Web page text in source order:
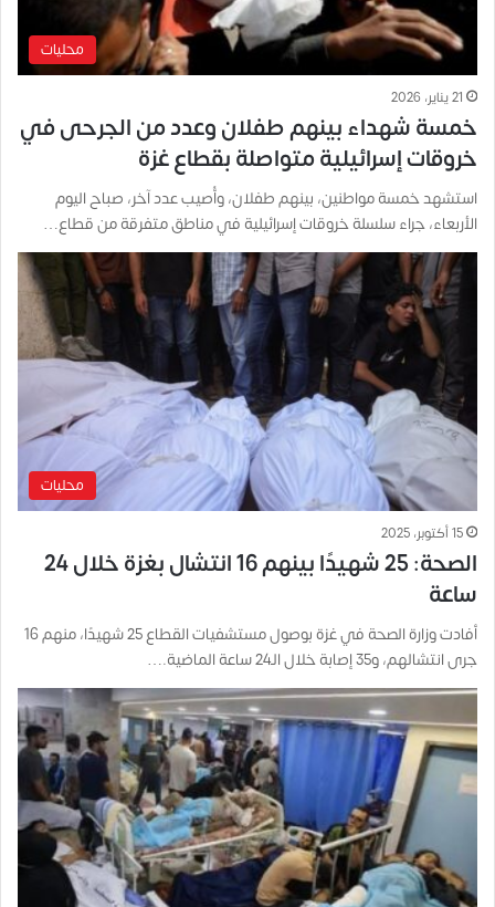
محليات
21 يناير، 2026
خمسة شهداء بينهم طفلان وعدد من الجرحى في
خروقات إسرائيلية متواصلة بقطاع غزة
استشهد خمسة مواطنين، بينهم طفلان، وأُصيب عدد آخر، صباح اليوم
الأربعاء، جراء سلسلة خروقات إسرائيلية في مناطق متفرقة من قطاع…
محليات
15 أكتوبر، 2025
الصحة: 25 شهيدًا بينهم 16 انتشال بغزة خلال 24
ساعة
أفادت وزارة الصحة في غزة بوصول مستشفيات القطاع 25 شهيدًا، منهم 16
جرى انتشالهم، و35 إصابة خلال الـ24 ساعة الماضية.…